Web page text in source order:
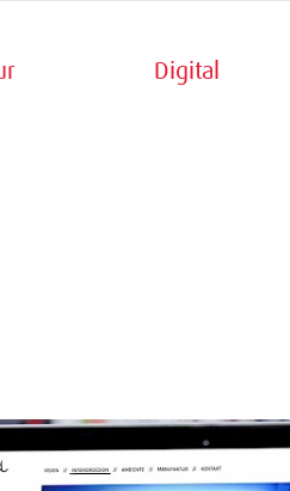
Digital